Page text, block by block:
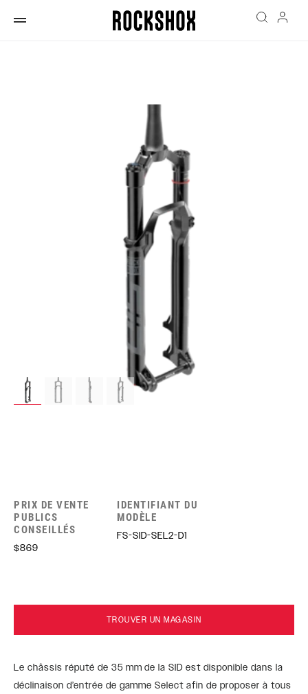
PRIX DE VENTE
PUBLICS
CONSEILLÉS
$869
IDENTIFIANT DU
MODÈLE
FS-SID-SEL2-D1
TROUVER UN MAGASIN
Le châssis réputé de 35 mm de la SID est disponible dans la
déclinaison d’entrée de gamme Select afin de proposer à tous